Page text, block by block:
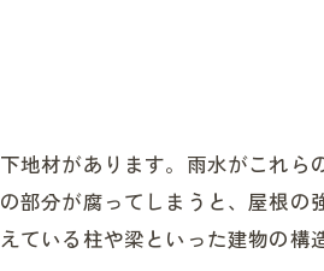
地材があります。雨水がこれら
部分が腐ってしまうと、屋根の
ている柱や梁といった建物の構